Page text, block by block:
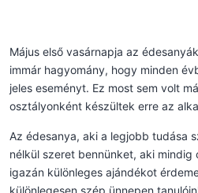
Május első vasárnapja az
immár hagyomány, hogy minden
jeles eseményt. Ez most sem volt
osztályonként készültek erre az
Az édesanya, aki a legjobb tudása
nélkül szeret bennünket, aki
igazán különleges ajándékot
különlegesen szép ünnepen